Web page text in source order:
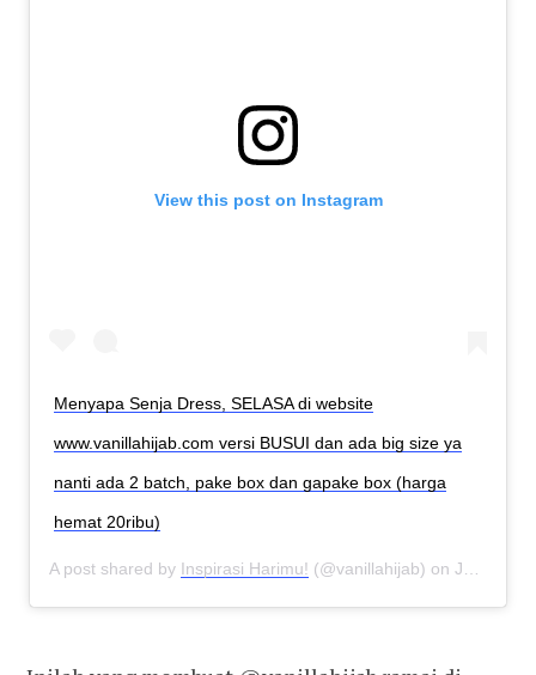
View this post on Instagram
Menyapa Senja Dress, SELASA di website
www.vanillahijab.com versi BUSUI dan ada big size ya
nanti ada 2 batch, pake box dan gapake box (harga
hemat 20ribu)
A post shared by Inspirasi Harimu! (@vanillahijab) on Jul 20, 2019 at 7:26pm PDT